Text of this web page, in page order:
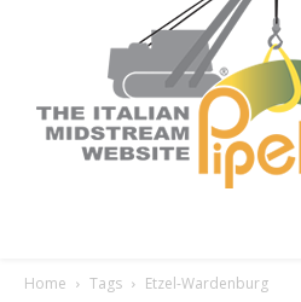
Home Tags Etzel-Wardenburg